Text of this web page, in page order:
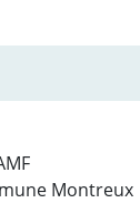
Montreux